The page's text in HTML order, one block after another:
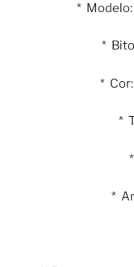
* Modelo:
*
*
*
*